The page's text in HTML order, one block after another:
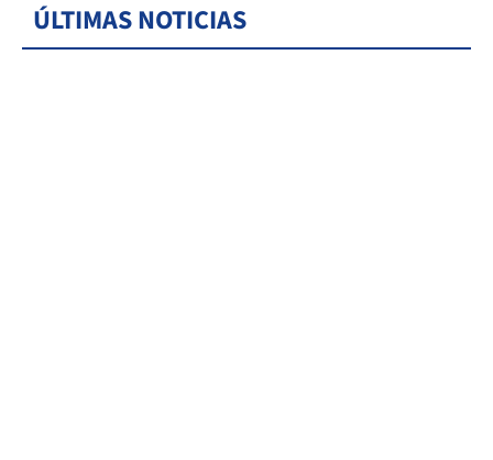
ÚLTIMAS NOTICIAS